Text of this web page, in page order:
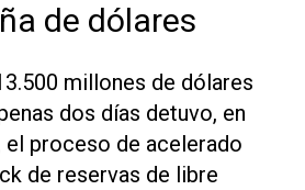
de dólares
millones de dólares
dos días detuvo, en
proceso de acelerado
de reservas de libre